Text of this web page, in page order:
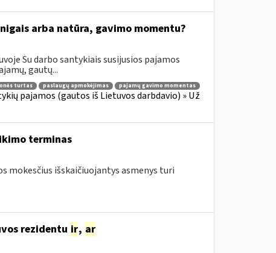
arba natūra, gavimo momentu?
Su darbo santykiais susijusios pajamos
gautų...
turtas paslaugų apmokėjimas pajamų gavimo momentas
pajamos (gautos iš Lietuvos darbdavio) » Už
terminas
mokesčius išskaičiuojantys asmenys turi
rezidentu ir, ar